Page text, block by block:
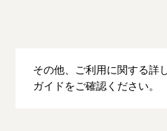
その他、ご利用に関する詳
ガイドをご確認ください。